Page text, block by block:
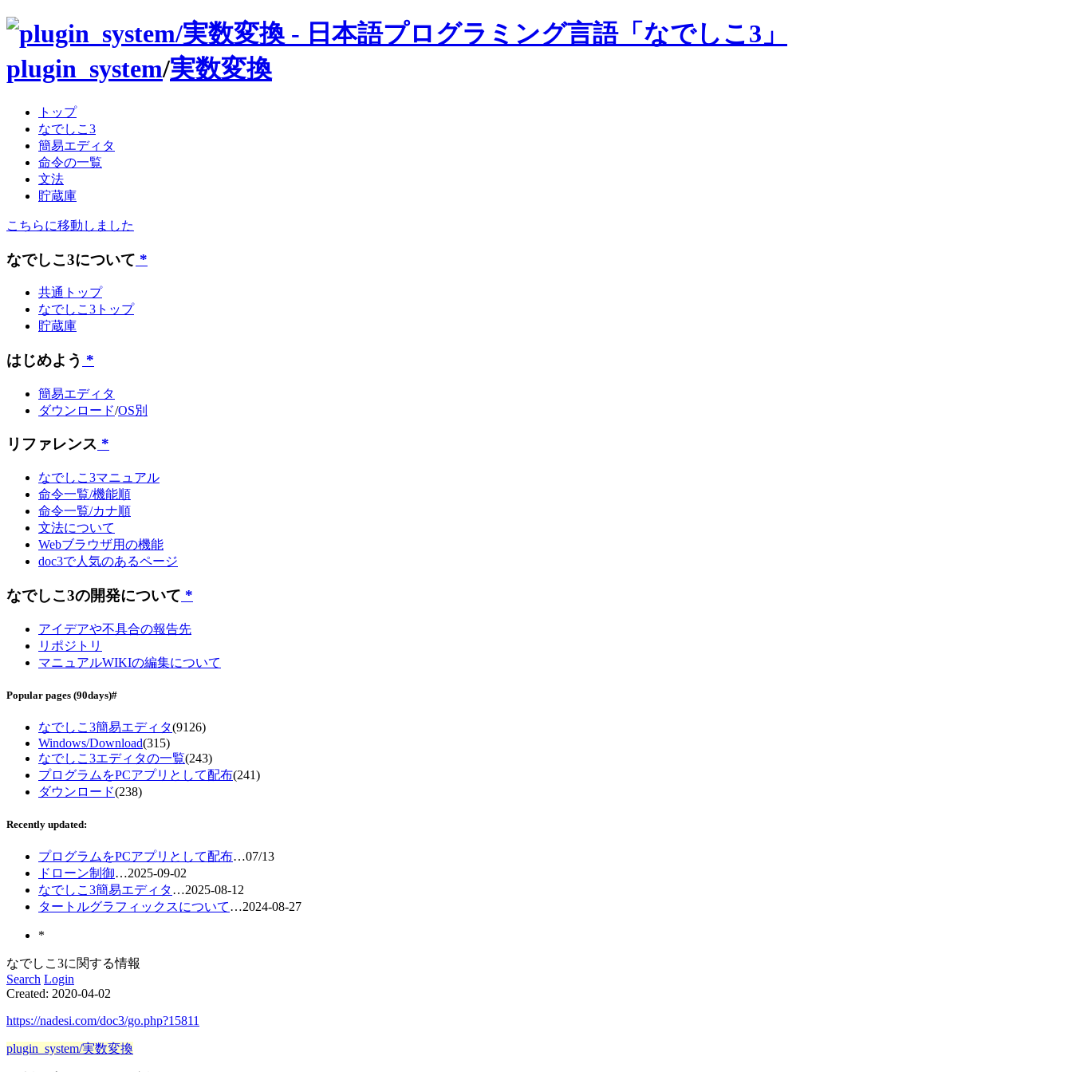
plugin_system/実数変換
トップ
なでしこ3
簡易エディタ
命令の一覧
文法
貯蔵庫
こちらに移動しました
なでしこ3について *
共通トップ
なでしこ3トップ
貯蔵庫
はじめよう *
簡易エディタ
ダウンロード/OS別
リファレンス *
なでしこ3マニュアル
命令一覧/機能順
命令一覧/カナ順
文法について
Webブラウザ用の機能
doc3で人気のあるページ
なでしこ3の開発について *
アイデアや不具合の報告先
リポジトリ
マニュアルWIKIの編集について
Popular pages (90days)#
なでしこ3簡易エディタ(9126)
Windows/Download(315)
なでしこ3エディタの一覧(243)
プログラムをPCアプリとして配布(241)
ダウンロード(238)
Recently updated:
プログラムをPCアプリとして配布…07/13
ドローン制御…2025-09-02
なでしこ3簡易エディタ…2025-08-12
タートルグラフィックスについて…2024-08-27
*
なでしこ3に関する情報
Search Login
Created: 2020-04-02
https://nadesi.com/doc3/go.php?15811
plugin_system/実数変換